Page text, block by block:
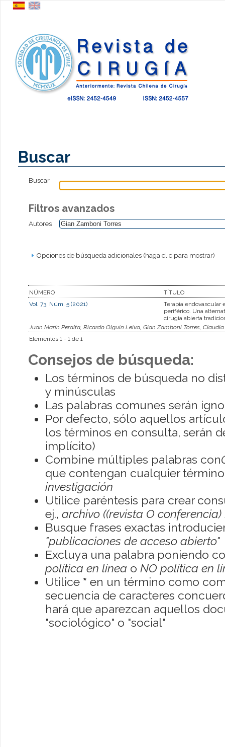
Buscar
Buscar
Filtros avanzados
Autores
Opciones de búsqueda adicionales (haga clic para mostrar)
NÚMERO
TÍTULO
Vol. 73, Núm. 5 (2021)
Terapia endovascular
periférico. Una
cirugia abierta
Juan Marín Peralta, Ricardo Olguin Leiva, Gian Zamboni Torres,
Elementos 1 - 1 de 1
Consejos de búsqueda:
Los términos de búsqueda no
y minúsculas
Las palabras comunes serán
Por defecto, sólo aquellos
los términos en consulta, serán
implícito)
Combine múltiples palabras con
que contengan cualquier
investigación
Utilice paréntesis para crear
ej., archivo ((revista O conferencia)
Busque frases exactas
"publicaciones de acceso abierto"
Excluya una palabra poniendo
política en línea o NO política en
Utilice * en un término como
secuencia de caracteres
hará que aparezcan aquellos
"sociológico" o "social"